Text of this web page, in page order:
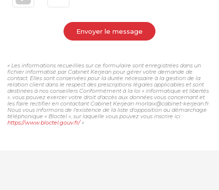
Envoyer le message
« Les informations recueillies sur ce formulaire sont enregistrées dans un
fichier informatisé par Cabinet Kerjean pour gérer votre demande de
contact. Elles sont conservées pour la durée nécessaire à la gestion de la
relation client dans le respect des prescriptions légales applicables et sont
destinées à nos conseillers Conformément à la loi « informatique et libertés
», vous pouvez exercer votre droit d'accès aux données vous concernant et
les faire rectifier en contactant Cabinet Kerjean morlaix@cabinet-kerjean.fr.
Nous vous informons de l'existence de la liste d'opposition au démarchage
téléphonique « Bloctel », sur laquelle vous pouvez vous inscrire ici :
https://www.bloctel.gouv.fr/»